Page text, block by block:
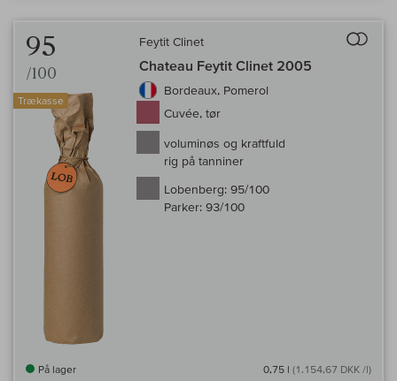
95
/100
Trækasse
Feytit Clinet
Chateau Feytit Clinet 2005
Bordeaux, Pomerol
Cuvée, tør
voluminøs og kraftfuld
rig på tanniner
Lobenberg: 95/100
Parker: 93/100
På lager 0,75 l (1.154,67 DKK /l)